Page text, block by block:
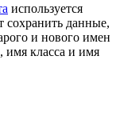
используется
сохранить данные,
и нового имен
имя класса и имя